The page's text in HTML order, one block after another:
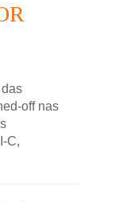
off nas
C,